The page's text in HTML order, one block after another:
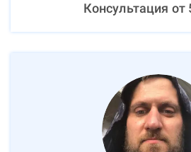
Консультация от